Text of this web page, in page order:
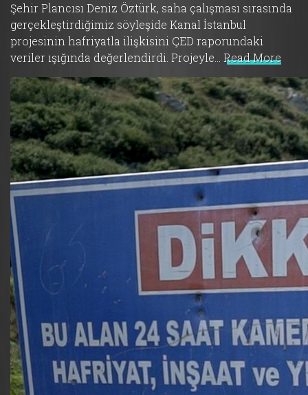
Şehir Plancısı Deniz Öztürk, saha çalışması sırasında
gerçekleştirdiğimiz söyleşide Kanal İstanbul
projesinin hafriyatla ilişkisini ÇED raporundaki
veriler ışığında değerlendirdi. Projeyle… Read More